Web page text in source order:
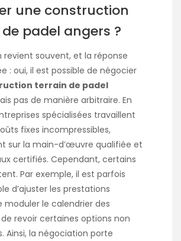
une construction
padel angers ?
revient souvent, et la réponse
: oui, il est possible de négocier
terrain de padel
pas de manière arbitraire. En
spécialisées travaillent
fixes incompressibles,
sur la main-d’œuvre qualifiée et
certifiés. Cependant, certains
Par exemple, il est parfois
d’ajuster les prestations
moduler le calendrier des
revoir certaines options non
Ainsi, la négociation porte